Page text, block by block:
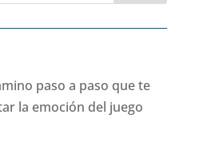
paso a paso que te
la emoción del juego